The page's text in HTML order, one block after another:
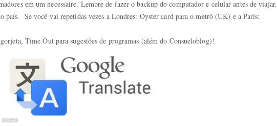
em um necessaire. Lembre de fazer o backup do computador e celular antes de viajar.
país. Se você vai repetidas vezes a Londres: Oyster card para o metrô (UK) e a Paris:
Time Out para sugestões de programas (além do Consueloblog)!